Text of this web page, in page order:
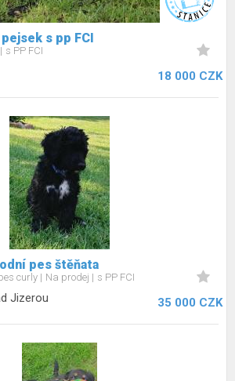
s pp FCI
s PP FCI
18 000 CZK
pes štěňata
curly Na prodej s PP FCI
Jizerou 35 000 CZK